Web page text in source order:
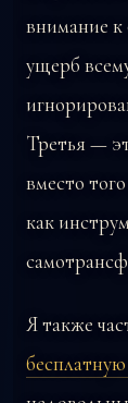
внимание
ущерб
Третья —
вместо
как
Я также